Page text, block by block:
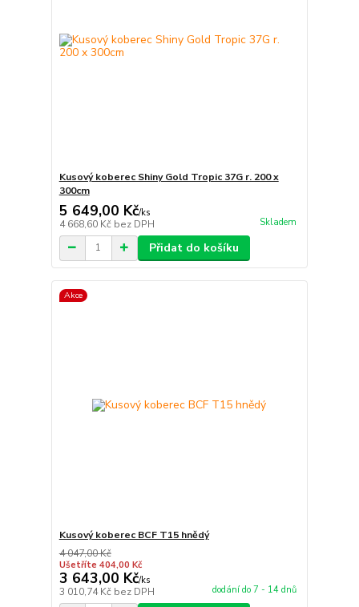
Kusový koberec Shiny Gold Tropic 37G r. 200 x
300cm
5 649,00 Kč/ks
4 668,60 Kč bez DPH Skladem
Přidat do košíku
Akce
Kusový koberec BCF T15 hnědý
4 047,00 Kč
Ušetříte 404,00 Kč
3 643,00 Kč/ks
3 010,74 Kč bez DPH dodání do 7 - 14 dnů